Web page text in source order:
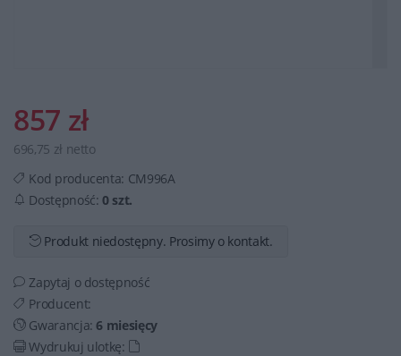
857 zł
696,75 zł netto
Kod producenta: CM996A
Dostępność:0 szt.
Produkt niedostępny. Prosimy o kontakt.
Zapytaj o dostępność
Producent:
Gwarancja:6 miesięcy
Wydrukuj ulotkę: